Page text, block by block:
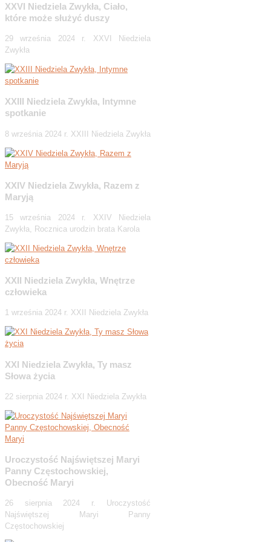
XXVI Niedziela Zwykła, Ciało,
które może służyć duszy
29 września 2024 r. XXVI Niedziela
Zwykła
XXIII Niedziela Zwykła, Intymne
spotkanie
8 września 2024 r. XXIII Niedziela Zwykła
XXIV Niedziela Zwykła, Razem z
Maryją
15 września 2024 r. XXIV Niedziela
Zwykła, Rocznica urodzin brata Karola
XXII Niedziela Zwykła, Wnętrze
człowieka
1 września 2024 r. XXII Niedziela Zwykła
XXI Niedziela Zwykła, Ty masz
Słowa życia
22 sierpnia 2024 r. XXI Niedziela Zwykła
Uroczystość Najświętszej Maryi
Panny Częstochowskiej,
Obecność Maryi
26 sierpnia 2024 r. Uroczystość
Najświętszej Maryi Panny
Częstochowskiej